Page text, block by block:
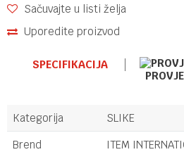
Sačuvajte u listi želja
Uporedite proizvod
SPECIFIKACIJA
Kategorija
SLIKE
Brend
ITEM